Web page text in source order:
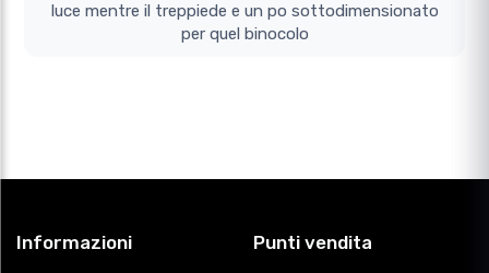
luce mentre il treppiede e un po sottodimensionato
per quel binocolo
Informazioni Punti vendita